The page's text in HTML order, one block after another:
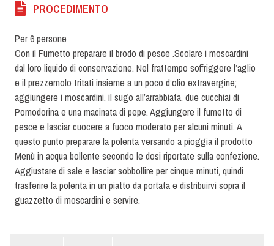
PROCEDIMENTO
Per 6 persone
Con il Fumetto preparare il brodo di pesce .Scolare i moscardini
dal loro liquido di conservazione. Nel frattempo soffriggere l’aglio
e il prezzemolo tritati insieme a un poco d’olio extravergine;
aggiungere i moscardini, il sugo all’arrabbiata, due cucchiai di
Pomodorina e una macinata di pepe. Aggiungere il fumetto di
pesce e lasciar cuocere a fuoco moderato per alcuni minuti. A
questo punto preparare la polenta versando a pioggia il prodotto
Menù in acqua bollente secondo le dosi riportate sulla confezione.
Aggiustare di sale e lasciar sobbollire per cinque minuti, quindi
trasferire la polenta in un piatto da portata e distribuirvi sopra il
guazzetto di moscardini e servire.